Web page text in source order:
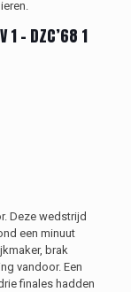
1– DZC’68 1
Deze wedstrijd
een minuut
brak
vandoor. Een
finales hadden